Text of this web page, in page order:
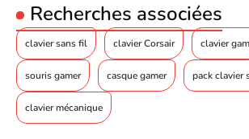
frappes
Code EAN
8886419349921
Référence produit
01402220
Référence constructeur
RZ03-05480500-R3F1
Voir produits Razer
Voir les clavier pc
Recherches associées
clavier sans fil clavier Corsair clavier
souris gamer casque gamer pack clavier
clavier mécanique